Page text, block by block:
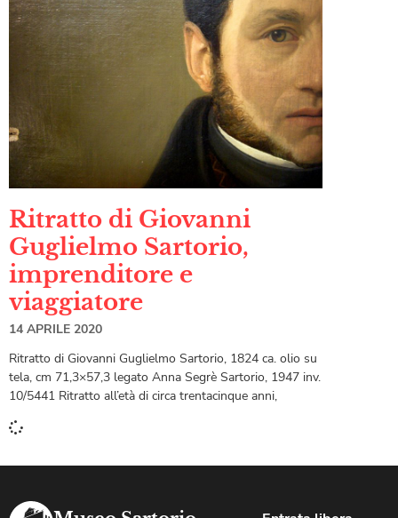
Ritratto di Giovanni
Guglielmo Sartorio,
imprenditore e
viaggiatore
14 APRILE 2020
Ritratto di Giovanni Guglielmo Sartorio, 1824 ca. olio su
tela, cm 71,3×57,3 legato Anna Segrè Sartorio, 1947 inv.
10/5441 Ritratto all’età di circa trentacinque anni,